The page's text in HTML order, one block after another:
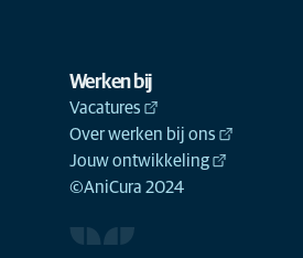
Werken bij
Vacatures
Over werken bij ons
Jouw ontwikkeling
©AniCura 2024